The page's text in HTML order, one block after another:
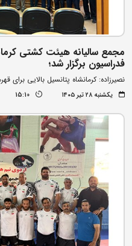
مجمع سالیانه هیئت کشتی
فدراسیون برگزار شد؛
نصیرزاده: کرمانشاه پتانسیل بالایی برای
یکشنبه ۲۸ تیر ۱۴۰۵ 15:10